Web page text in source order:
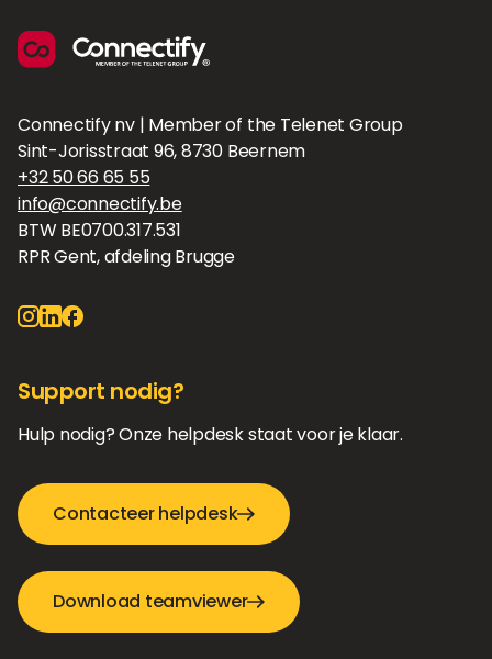
Connectify nv | Member of the Telenet Group
Sint-Jorisstraat 96, 8730 Beernem
+32 50 66 65 55
info@connectify.be
BTW BE0700.317.531
RPR Gent, afdeling Brugge
Support nodig?
Hulp nodig? Onze helpdesk staat voor je klaar.
Contacteer helpdesk
Download teamviewer